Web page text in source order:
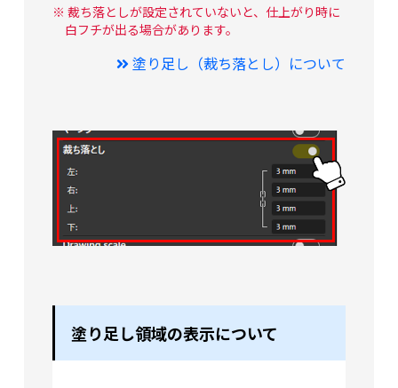
※ 裁ち落としが設定されていないと、仕上がり時に
白フチが出る場合があります。
塗り足し（裁ち落とし）について
塗り足し領域の表示について